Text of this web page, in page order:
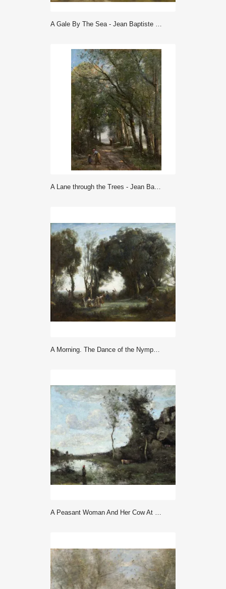
A Gale By The Sea - Jean Baptiste Camille Corot
A Lane through the Trees - Jean Baptiste Camille Corot
A Morning. The Dance of the Nymphs (circa 1850) - Jean Baptiste Camille Corot
A Peasant Woman And Her Cow At The Pond With A View Of A Village (ca ... - Corot